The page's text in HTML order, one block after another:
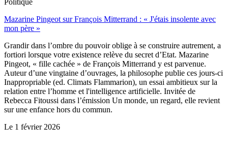
Mazarine Pingeot sur François Mitterrand : « J'étais insolente avec
mon père »
Grandir dans l’ombre du pouvoir oblige à se construire autrement, a
fortiori lorsque votre existence relève du secret d’Etat. Mazarine
Pingeot, « fille cachée » de François Mitterrand y est parvenue.
Auteur d’une vingtaine d’ouvrages, la philosophe publie ces jours-ci
Inappropriable (ed. Climats Flammarion), un essai ambitieux sur la
relation entre l’homme et l'intelligence artificielle. Invitée de
Rebecca Fitoussi dans l’émission Un monde, un regard, elle revient
sur une enfance hors du commun.
Le 1 février 2026